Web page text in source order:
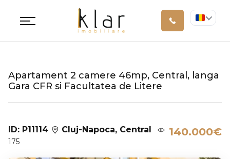
Apartament 2 camere 46mp, Central, langa
Gara CFR si Facultatea de Litere
ID: P11114 Cluj-Napoca, Central
175
140.000€